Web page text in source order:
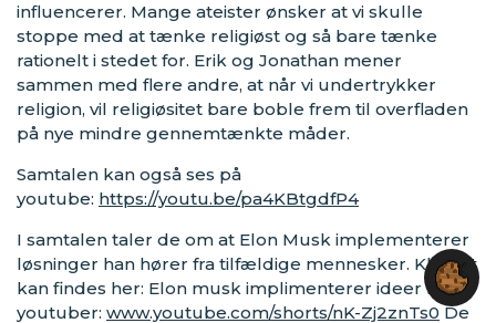
influencerer. Mange ateister ønsker at vi skulle
stoppe med at tænke religiøst og så bare tænke
rationelt i stedet for. Erik og Jonathan mener
sammen med flere andre, at når vi undertrykker
religion, vil religiøsitet bare boble frem til overfladen
på nye mindre gennemtænkte måder.
Samtalen kan også ses på
youtube: https://youtu.be/pa4KBtgdfP4
I samtalen taler de om at Elon Musk implementerer
løsninger han hører fra tilfældige mennesker. Klippet
kan findes her: Elon musk implimenterer ideer fra
youtuber: www.youtube.com/shorts/nK-Zj2znTs0De